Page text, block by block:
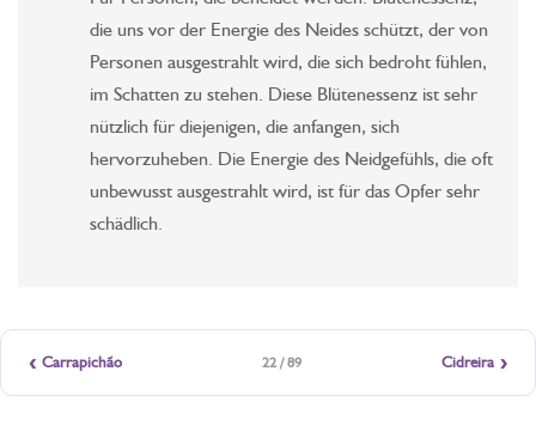
die uns vor der Energie des Neides schützt, der von
Personen ausgestrahlt wird, die sich bedroht fühlen,
im Schatten zu stehen. Diese Blütenessenz ist sehr
nützlich für diejenigen, die anfangen, sich
hervorzuheben. Die Energie des Neidgefühls, die oft
unbewusst ausgestrahlt wird, ist für das Opfer sehr
schädlich.
‹ Carrapichão 22 / 89 Cidreira ›